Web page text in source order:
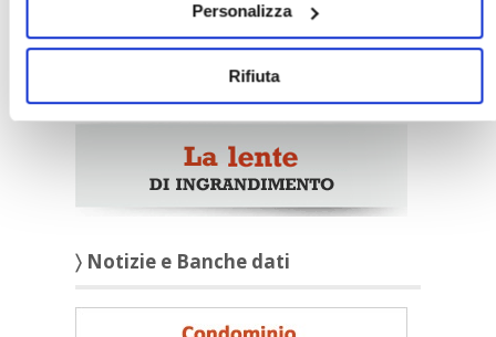
Personalizza
Rifiuta
〉 Notizie e Banche dati